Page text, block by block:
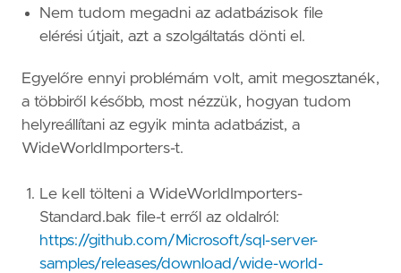
Nem tudom megadni az adatbázisok file
elérési útjait, azt a szolgáltatás dönti el.
Egyelőre ennyi problémám volt, amit megosztanék,
a többiről később, most nézzük, hogyan tudom
helyreállítani az egyik minta adatbázist, a
WideWorldImporters-t.
Le kell tölteni a WideWorldImporters-
Standard.bak file-t erről az oldalról:
https://github.com/Microsoft/sql-server-
samples/releases/download/wide-world-